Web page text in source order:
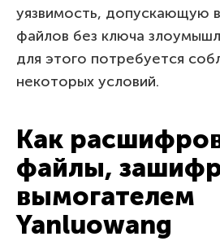
уязвимость, допускающую
файлов без ключа
для этого потребуется
некоторых условий.
Как
файлы,
вымогателем
Yanluowang